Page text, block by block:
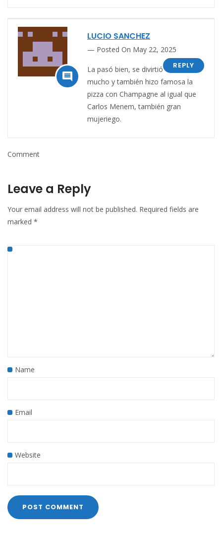

LUCIO SANCHEZ
Posted On May 22, 2025
REPLY
La pasó bien, se divirtió
mucho y también hizo famosa la
pizza con Champagne al igual que
Carlos Menem, también gran
mujeriego.
Comment
Leave a Reply
Your email address will not be published. Required fields are
marked *
Name
Email
Website